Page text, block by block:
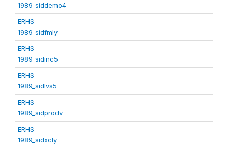
1989_siddemo4
ERHS
1989_sidfmly
ERHS
1989_sidinc5
ERHS
1989_sidlvs5
ERHS
1989_sidprodv
ERHS
1989_sidxcly